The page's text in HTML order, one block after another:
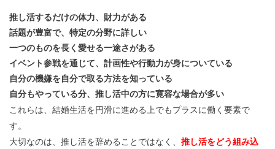
推し活するだけの体力、財力がある
話題が豊富で、特定の分野に詳しい
一つのものを長く愛せる一途さがある
イベント参戦を通じて、計画性や行動力が身についている
自分の機嫌を自分で取る方法を知っている
自分もやっている分、推し活中の方に寛容な場合が多い
これらは、結婚生活を円滑に進める上でもプラスに働く要素で
す。
大切なのは、推し活を辞めることではなく、 推し活をどう組み込